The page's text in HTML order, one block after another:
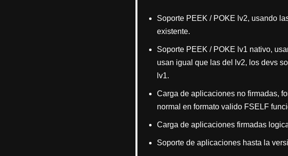
Soporte PEEK / POKE lv2, usando
existente.
Soporte PEEK / POKE lv1 nativo,
usan igual que las del lv2, los devs
lv1.
Carga de aplicaciones no firmadas,
normal en formato valido FSELF
Carga de aplicaciones firmadas
Soporte de aplicaciones hasta la